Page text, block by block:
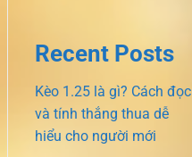
Recent Posts
Kèo 1.25 là gì? Cách đọc
và tính thắng thua dễ
hiểu cho người mới